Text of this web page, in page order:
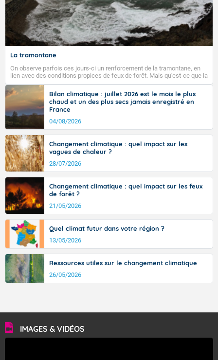
La tramontane
On observe parfois ces jours-ci un renforcement de la tramontane, en
lien avec des conditions propices de feux de forêt. Mais qu'est-ce que la
tramontane ? Quelles sont ses caractéristiques ? La tramontane est un
vent turbulent soufflant de secteur nord-ouest à nord, ou ouest à nord-
ouest, dans un secteur qui part du Roussillon à la vallée de l’Aude et à
l’ouest de l’Hérault. L’étymologie de ce vent vient du latin trasmontanus,
signifiant au-delà des monts, en allusion aux régions montagneuses
d’où provient ce vent.
Bilan climatique : juillet 2026 est le mois le plus
chaud et un des plus secs jamais enregistré en
France
04/08/2026
Changement climatique : quel impact sur les
vagues de chaleur ?
28/07/2026
Changement climatique : quel impact sur les feux
de forêt ?
21/05/2026
Quel climat futur dans votre région ?
13/05/2026
Ressources utiles sur le changement climatique
26/05/2026
IMAGES & VIDÉOS